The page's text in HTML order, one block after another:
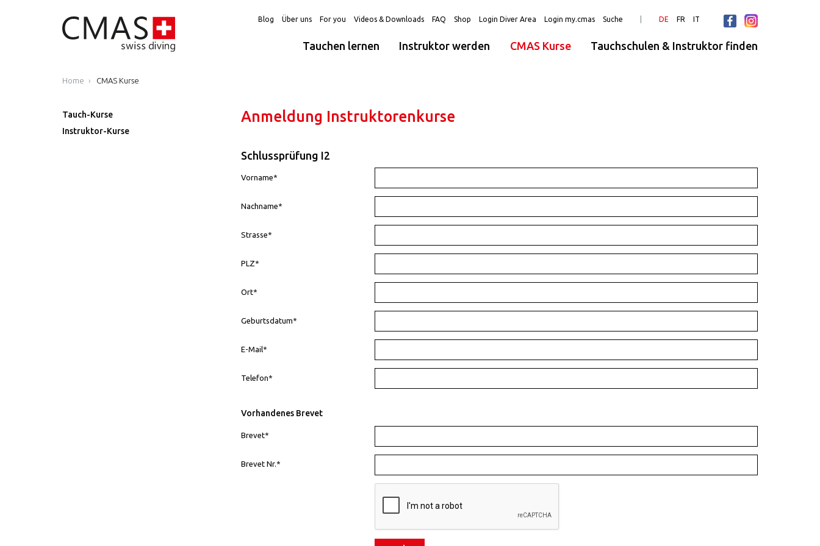
Blog Über uns For you Videos & Downloads FAQ Shop Login Diver Area Login my.cmas Suche DE FR IT
Tauchen lernen Instruktor werden CMAS Kurse Tauchschulen & Instruktor finden
Home CMAS Kurse
Tauch-Kurse
Instruktor-Kurse
Anmeldung Instruktorenkurse
Schlussprüfung I2
Vorname*
Nachname*
Strasse*
PLZ*
Ort*
Geburtsdatum*
E-Mail*
Telefon*
Vorhandenes Brevet
Brevet*
Brevet Nr.*